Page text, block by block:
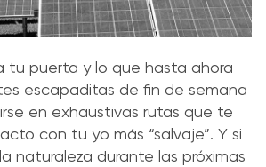
tu puerta y lo que hasta ahora
escapaditas de fin de semana
en exhaustivas rutas que te
con tu yo más “salvaje”. Y si
naturaleza durante las próximas